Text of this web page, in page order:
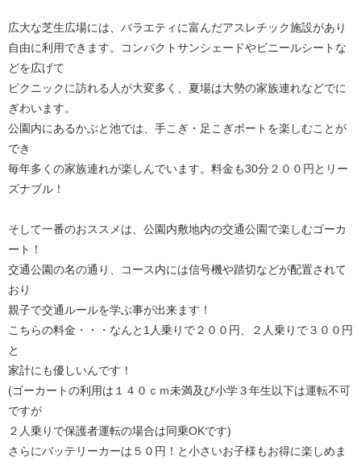
広大な芝生広場には、バラエティに富んだアスレチック施設があり
自由に利用できます。コンパクトサンシェードやビニールシートな
どを広げて
ピクニックに訪れる人が大変多く、夏場は大勢の家族連れなどでに
ぎわいます。
公園内にあるかぶと池では、手こぎ・足こぎボートを楽しむことが
でき
毎年多くの家族連れが楽しんでいます。料金も30分２００円とリー
ズナブル！
そして一番のおススメは、公園内敷地内の交通公園で楽しむゴーカ
ート！
交通公園の名の通り、コース内には信号機や踏切などが配置されて
おり
親子で交通ルールを学ぶ事が出来ます！
こちらの料金・・・なんと1人乗りで２００円、２人乗りで３００円
と
家計にも優しいんです！
(ゴーカートの利用は１４０ｃｍ未満及び小学３年生以下は運転不可
ですが
２人乗りで保護者運転の場合は同乗OKです)
さらにバッテリーカーは５０円！と小さいお子様もお得に楽しめま